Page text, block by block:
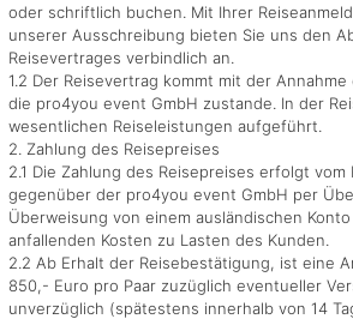
oder schriftlich buchen. Mit Ihrer
unserer Ausschreibung bieten Sie uns den
Reisevertrages verbindlich an.
1.2 Der Reisevertrag kommt mit der
die pro4you event GmbH zustande. In der
wesentlichen Reiseleistungen aufgeführt.
2. Zahlung des Reisepreises
2.1 Die Zahlung des Reisepreises erfolgt vom
gegenüber der pro4you event GmbH per
Überweisung von einem ausländischen
anfallenden Kosten zu Lasten des Kunden.
2.2 Ab Erhalt der Reisebestätigung, ist eine
850,- Euro pro Paar zuzüglich eventueller
unverzüglich (spätestens innerhalb von 14